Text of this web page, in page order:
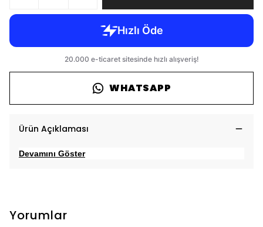
WHATSAPP
Ürün Açıklaması
Devamını Göster
Yorumlar